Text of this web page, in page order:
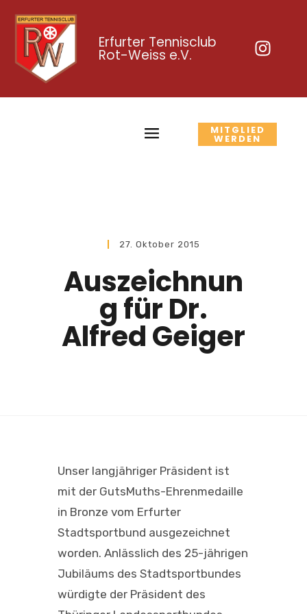
Erfurter Tennisclub
Rot-Weiss e.V.
MITGLIED
WERDEN
27. Oktober 2015
Auszeichnun
g für Dr.
Alfred Geiger
Unser langjähriger Präsident ist
mit der GutsMuths-Ehrenmedaille
in Bronze vom Erfurter
Stadtsportbund ausgezeichnet
worden. Anlässlich des 25-jährigen
Jubiläums des Stadtsportbundes
würdigte der Präsident des